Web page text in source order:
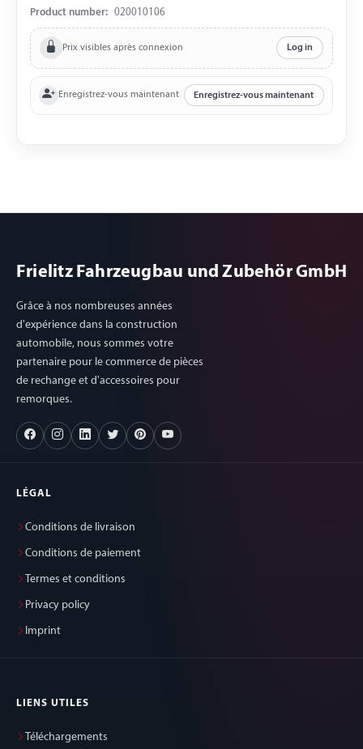
inoxydable
Product number: 020010106
Prix visibles après connexion Log in
Enregistrez-vous maintenant Enregistrez-vous maintenant
Frielitz Fahrzeugbau und Zubehör GmbH
Grâce à nos nombreuses années
d'expérience dans la construction
automobile, nous sommes votre
partenaire pour le commerce de pièces
de rechange et d'accessoires pour
remorques.
LÉGAL
Conditions de livraison
Conditions de paiement
Termes et conditions
Privacy policy
Imprint
LIENS UTILES
Téléchargements